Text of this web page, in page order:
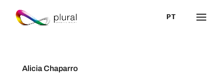
PT
Alicia Chaparro